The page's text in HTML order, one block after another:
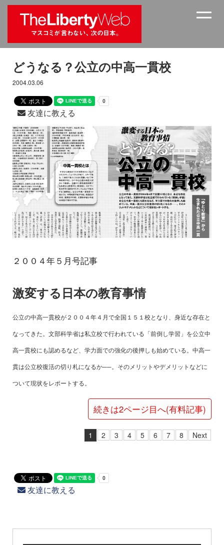
どうなる？公立の中高一貫校
2004.03.06
友達に教える
２００４年５月号記事
激変する日本の教育事情
公立の中高一貫校が２００４年４月で全国１５１校となり、身近な存在と
なってきた。文部科学省は私立校で行われている「前倒し学習」を公立中
高一貫校にも認めるなど、学力面での強化の後押しも始めている。中高一
貫は公立校復活の切り札になるか──。そのメリットやデメリットなどに
ついて現状をレポートする。
続きは2ページ目へ(有料記事)
1 2 3 4 5 6 7 8 Next
友達に教える